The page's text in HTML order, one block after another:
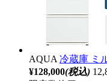
AQUA 冷蔵庫 ミ
¥128,000(税込)